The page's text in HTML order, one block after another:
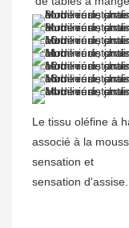
Le tissu oléfine à
associé à la
sensation et
sensation d'assise.